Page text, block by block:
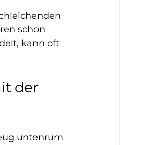
schon
kann oft
der
untenrum